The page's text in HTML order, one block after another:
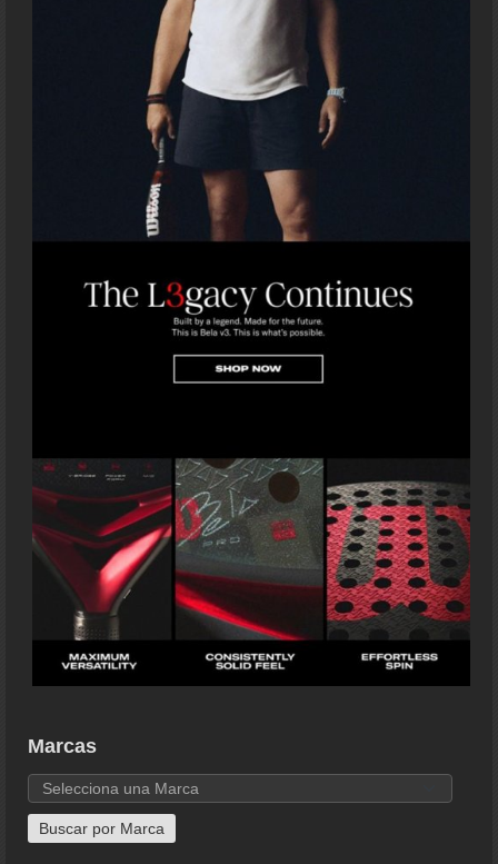
Marcas